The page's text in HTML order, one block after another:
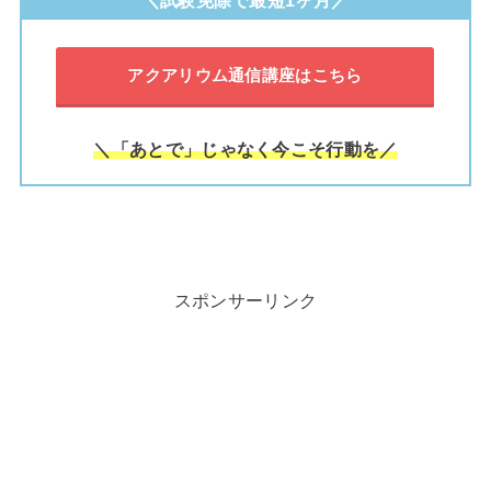
アクアリウム通信講座はこちら
＼「あとで」じゃなく今こそ行動を／
スポンサーリンク